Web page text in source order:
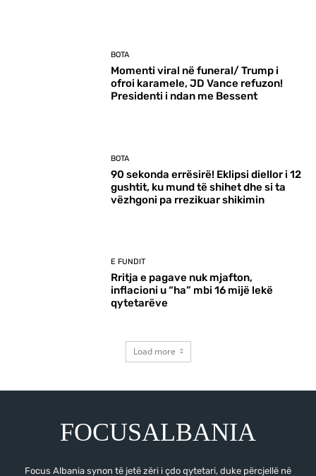
BOTA
Momenti viral në funeral/ Trump i
ofroi karamele, JD Vance refuzon!
Presidenti i ndan me Bessent
BOTA
90 sekonda errësirë! Eklipsi diellor i 12
gushtit, ku mund të shihet dhe si ta
vëzhgoni pa rrezikuar shikimin
E FUNDIT
Rritja e pagave nuk mjafton,
inflacioni u “ha” mbi 16 mijë lekë
qytetarëve
Load more
FOCUSALBANIA
Focus Albania synon të jetë zëri i çdo qytetari, duke përcjellë në